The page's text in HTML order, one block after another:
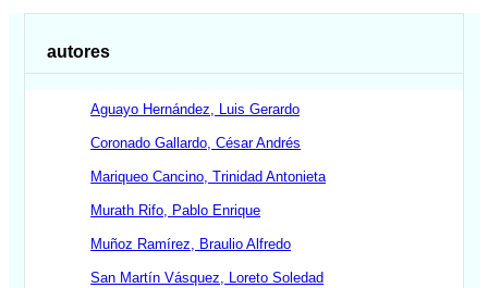
autores
Aguayo Hernández, Luis Gerardo
Coronado Gallardo, César Andrés
Mariqueo Cancino, Trinidad Antonieta
Murath Rifo, Pablo Enrique
Muñoz Ramírez, Braulio Alfredo
San Martín Vásquez, Loreto Soledad